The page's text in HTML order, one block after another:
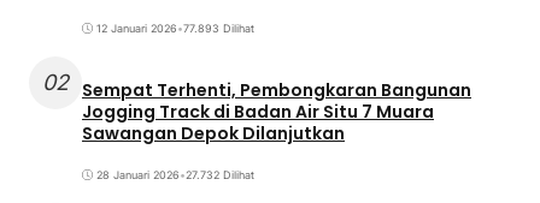
12 Januari 2026•77.893 Dilihat
02 Sempat Terhenti, Pembongkaran Bangunan
Jogging Track di Badan Air Situ 7 Muara
Sawangan Depok Dilanjutkan
28 Januari 2026•27.732 Dilihat